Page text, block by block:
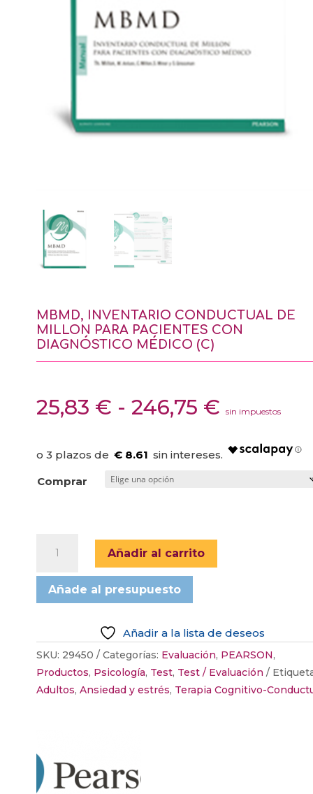
MBMD, INVENTARIO CONDUCTUAL DE
MILLON PARA PACIENTES CON
DIAGNÓSTICO MÉDICO (C)
25,83 € - 246,75 € Rango
precios:
desde
sin impuestos
€ 8.61
Comprar
INVENTARIO
CONDUCTUAL
DE
Añadir al carrito
Añade al presupuesto
Añadir a la lista de deseos
SKU: 29450 Categorías: Evaluación, PEARSON,
Productos, Psicología, Test, Test / Evaluación
Adultos, Ansiedad y estrés, Terapia Cognitivo-